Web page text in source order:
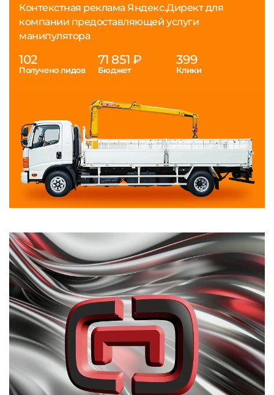
Контекстная реклама Яндекс.Директ для
компании предоставляющей услуги
манипулятора
102
Получено лидов
71 851 ₽
Бюджет
399
Клики